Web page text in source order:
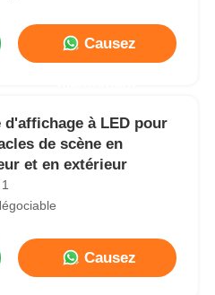
Causez
d'affichage à LED pour
de scène en
et en extérieur
Causez